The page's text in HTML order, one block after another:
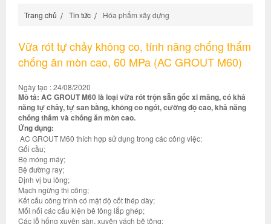
Trang chủ Tin tức Hóa phẩm xây dựng
Vữa rót tự chảy không co, tính năng chống thấm
chống ăn mòn cao, 60 MPa (AC GROUT M60)
Ngày tạo : 24/08/2020
Mô tả: AC GROUT M60 là loại vữa rót trộn sẵn gốc xi măng, có khả
năng tự chảy, tự san bằng, không co ngót, cường độ cao, khả năng
chống thấm và chống ăn mòn cao.
Ứng dụng:
AC GROUT M60 thích hợp sử dụng trong các công việc:
Gối cầu;
Bệ móng máy;
Bệ đường ray;
Định vị bu lông;
Mạch ngừng thi công;
Kết cấu công trình có mật độ cốt thép dày;
Mối nối các cấu kiện bê tông lắp ghép;
Các lỗ hổng xuyên sàn, xuyên vách bê tông;